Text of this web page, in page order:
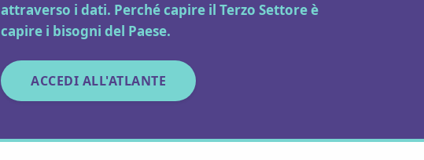
attraverso i dati. Perché capire il Terzo Settore è
capire i bisogni del Paese.
ACCEDI ALL'ATLANTE